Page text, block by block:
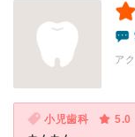
ア
小児歯科
5.0